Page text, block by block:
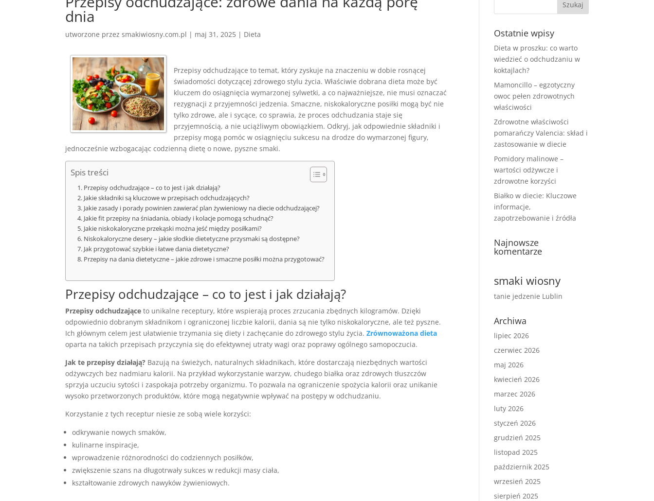
dnia
utworzone przezsmakiwiosny.com.pl | maj 31, 2025 | Dieta
Przepisy odchudzające to temat, który zyskuje na znaczeniu w dobie rosnącej
świadomości dotyczącej zdrowego stylu życia. Właściwie dobrana dieta może być
kluczem do osiągnięcia wymarzonej sylwetki, a co najważniejsze, nie musi oznaczać
rezygnacji z przyjemności jedzenia. Smaczne, niskokaloryczne posiłki mogą być nie
tylko zdrowe, ale i sycące, co sprawia, że proces odchudzania staje się
przyjemnością, a nie uciążliwym obowiązkiem. Odkryj, jak odpowiednie składniki i
przepisy mogą pomóc w osiągnięciu sukcesu na drodze do wymarzonej figury,
jednocześnie wzbogacając codzienną dietę o nowe, pyszne smaki.
Spis treści
Przepisy odchudzające – co to jest i jak działają?
Jakie składniki są kluczowe w przepisach odchudzających?
Jakie zasady i porady powinien zawierać plan żywieniowy na diecie odchudzającej?
Jakie fit przepisy na śniadania, obiady i kolacje pomogą schudnąć?
Jakie niskokaloryczne przekąski można jeść między posiłkami?
Niskokaloryczne desery – jakie słodkie dietetyczne przysmaki są dostępne?
Jak przygotować szybkie i łatwe dania dietetyczne?
Przepisy na dania dietetyczne – jakie zdrowe i smaczne posiłki można przygotować?
Przepisy odchudzające – co to jest i jak działają?
Przepisy odchudzające to unikalne receptury, które wspierają proces zrzucania zbędnych kilogramów. Dzięki
odpowiednio dobranym składnikom i ograniczonej liczbie kalorii, dania są nie tylko niskokaloryczne, ale też pyszne.
Ich głównym celem jest ułatwienie trzymania się diety i zachęcanie do zdrowego stylu życia.Zrównoważona dieta
oparta na takich przepisach przyczynia się do efektywnej utraty wagi oraz poprawy ogólnego samopoczucia.
Jak te przepisy działają? Bazują na świeżych, naturalnych składnikach, które dostarczają niezbędnych wartości
odżywczych bez nadmiaru kalorii. Na przykład wykorzystanie warzyw, chudego białka oraz zdrowych tłuszczów
sprzyja uczuciu sytości i zaspokaja potrzeby organizmu. To pozwala na ograniczenie spożycia kalorii oraz unikanie
wysoko przetworzonych produktów, które mogą negatywnie wpływać na postępy w odchudzaniu.
Korzystanie z tych receptur niesie ze sobą wiele korzyści:
odkrywanie nowych smaków,
kulinarne inspiracje,
wprowadzenie różnorodności do codziennych posiłków,
zwiększenie szans na długotrwały sukces w redukcji masy ciała,
kształtowanie zdrowych nawyków żywieniowych.
Ostatnie wpisy
Dieta w proszku: co warto
wiedzieć o odchudzaniu w
koktajlach?
Mamoncillo – egzotyczny
owoc pełen zdrowotnych
właściwości
Zdrowotne właściwości
pomarańczy Valencia: skład i
zastosowanie w diecie
Pomidory malinowe –
wartości odżywcze i
zdrowotne korzyści
Białko w diecie: Kluczowe
informacje,
zapotrzebowanie i źródła
Najnowsze
komentarze
smaki wiosny
tanie jedzenie Lublin
Archiwa
lipiec 2026
czerwiec 2026
maj 2026
kwiecień 2026
marzec 2026
luty 2026
styczeń 2026
grudzień 2025
listopad 2025
październik 2025
wrzesień 2025
sierpień 2025